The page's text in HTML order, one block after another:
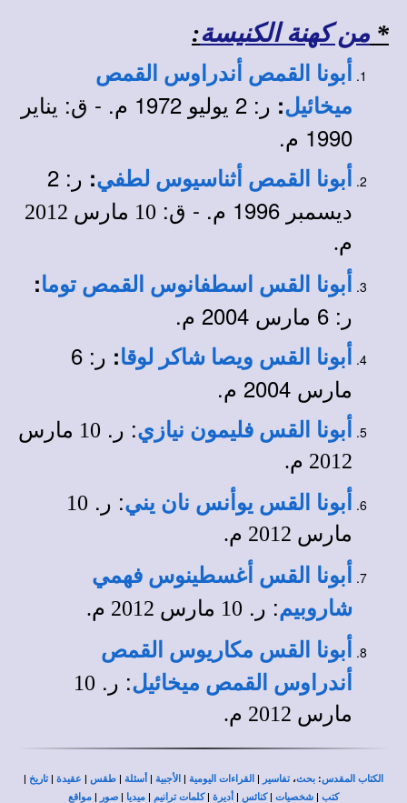
* من كهنة الكنيسة:
أبونا القمص أندراوس القمص
ميخائيل:
ر: 2 يوليو 1972 م. - ق: يناير
1990 م.
أبونا القمص أثناسيوس لطفي:
ر: 2
ديسمبر 1996 م. - ق:
10 مارس 2012
م.
أبونا القس اسطفانوس القمص توما:
ر: 6 مارس 2004 م.
أبونا القس ويصا شاكر لوقا:
ر: 6
مارس 2004 م.
أبونا القس فليمون نيازي: ر.
10 مارس
2012 م.
أبونا القس يوأنس نان يني: ر. 10
مارس 2012 م.
أبونا القس أغسطينوس فهمي
شاروبيم: ر. 10 مارس 2012 م.
أبونا القس مكاريوس القمص
أندراوس القمص ميخائيل: ر. 10
مارس 2012 م.
الكتاب المقدس: بحث،تفاسير | القراءات اليومية | الأجبية | أسئلة | طقس | عقيدة |تاريخ |
كتب | شخصيات |كنائس | أديرة |كلمات ترانيم | ميديا | صور | مواقع